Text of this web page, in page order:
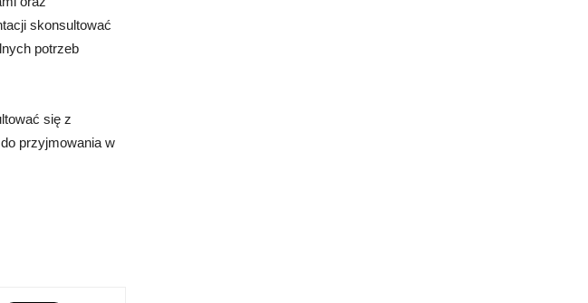
skonsultować
potrzeb
się z
przyjmowania w